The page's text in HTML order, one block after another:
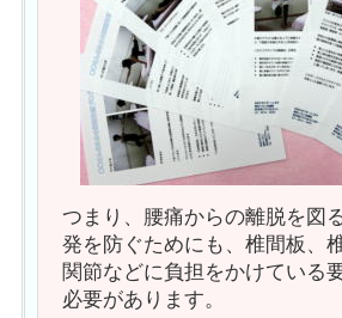
つまり、腰痛からの離脱を図
発を防ぐためにも、椎間板、
関節などに負担をかけている
必要があります。